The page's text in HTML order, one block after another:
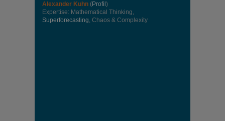
Alexander Kuhn (Profil )
Expertise: Mathematical Thinking,
Superforecasting, Chaos & Complexity